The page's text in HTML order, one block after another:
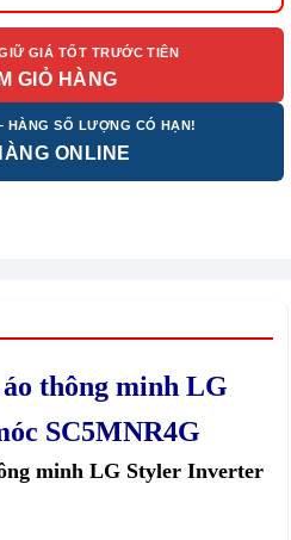
GIÁ TỐT TRƯỚC TIÊN
GIỎ HÀNG
HÀNG SỐ LƯỢNG CÓ HẠN!
ONLINE
thông minh LG
SC5MNR4G
minh LG Styler Inverter